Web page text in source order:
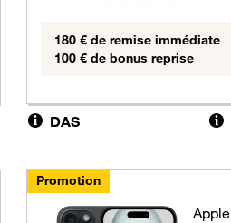
180 € de remise immédiate
100 € de bonus reprise
DAS
Promotion
Apple